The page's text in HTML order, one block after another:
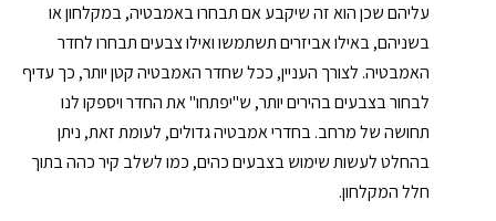
עליהם שכן הוא זה שיקבע אם תבחרו באמבטיה, במקלחון או
בשניהם, באילו אביזרים תשתמשו ואילו צבעים תבחרו לחדר
האמבטיה. לצורך העניין, ככל שחדר האמבטיה קטן יותר, כך עדיף
לבחור בצבעים בהירים יותר, ש"יפתחו" את החדר ויספקו לנו
תחושה של מרחב. בחדרי אמבטיה גדולים, לעומת זאת, ניתן
בהחלט לעשות שימוש בצבעים כהים, כמו לשלב קיר כהה בתוך
חלל המקלחון.